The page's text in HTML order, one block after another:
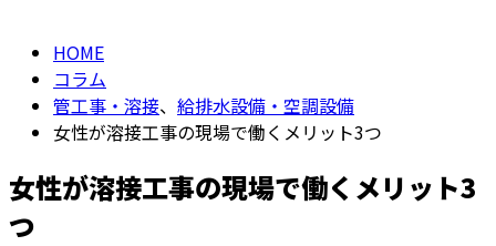
HOME
コラム
管工事・溶接、 給排水設備・空調設備
女性が溶接工事の現場で働くメリット3つ
女性が溶接工事の現場で働くメリット3
つ